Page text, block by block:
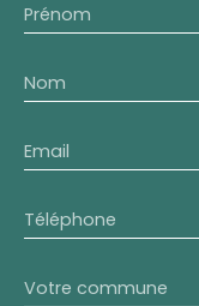
Prénom
Nom
Email
Téléphone
Votre commune